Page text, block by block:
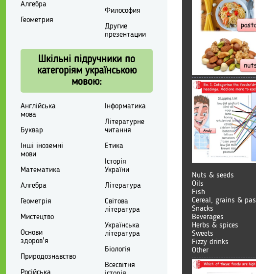
Nuts & seeds
Oils
Fish
Cereal, grains &
Snacks
Beverages
Herbs & spices
Sweets
Fizzy drinks
Other
Алгебра
Геометрия
Философия
Другие
презентации
Шкільні підручники по
категоріям українською
мовою:
Англійська
мова
Буквар
Інші іноземні
мови
Математика
Алгебра
Геометрія
Мистецтво
Основи
здоров'я
Природознавство
Інформатика
Літературне
читання
Етика
Історія
України
Література
Світова
література
Українська
література
Біологія
Всесвітня